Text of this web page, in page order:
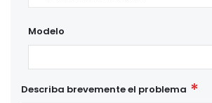
Modelo
Describa brevemente el problema